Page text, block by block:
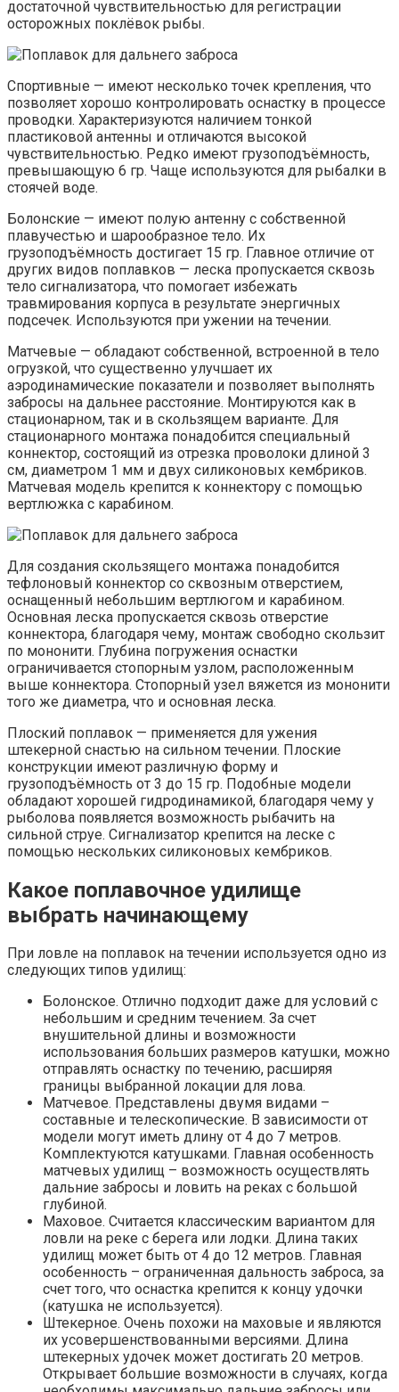
достаточной чувствительностью для регистрации
осторожных поклёвок рыбы.
Спортивные — имеют несколько точек крепления, что
позволяет хорошо контролировать оснастку в процессе
проводки. Характеризуются наличием тонкой
пластиковой антенны и отличаются высокой
чувствительностью. Редко имеют грузоподъёмность,
превышающую 6 гр. Чаще используются для рыбалки в
стоячей воде.
Болонские — имеют полую антенну с собственной
плавучестью и шарообразное тело. Их
грузоподъёмность достигает 15 гр. Главное отличие от
других видов поплавков — леска пропускается сквозь
тело сигнализатора, что помогает избежать
травмирования корпуса в результате энергичных
подсечек. Используются при ужении на течении.
Матчевые — обладают собственной, встроенной в тело
огрузкой, что существенно улучшает их
аэродинамические показатели и позволяет выполнять
забросы на дальнее расстояние. Монтируются как в
стационарном, так и в скользящем варианте. Для
стационарного монтажа понадобится специальный
коннектор, состоящий из отрезка проволоки длиной 3
см, диаметром 1 мм и двух силиконовых кембриков.
Матчевая модель крепится к коннектору с помощью
вертлюжка с карабином.
Для создания скользящего монтажа понадобится
тефлоновый коннектор со сквозным отверстием,
оснащенный небольшим вертлюгом и карабином.
Основная леска пропускается сквозь отверстие
коннектора, благодаря чему, монтаж свободно скользит
по мононити. Глубина погружения оснастки
ограничивается стопорным узлом, расположенным
выше коннектора. Стопорный узел вяжется из мононити
того же диаметра, что и основная леска.
Плоский поплавок — применяется для ужения
штекерной снастью на сильном течении. Плоские
конструкции имеют различную форму и
грузоподъёмность от 3 до 15 гр. Подобные модели
обладают хорошей гидродинамикой, благодаря чему у
рыболова появляется возможность рыбачить на
сильной струе. Сигнализатор крепится на леске с
помощью нескольких силиконовых кембриков.
Какое поплавочное удилище
выбрать начинающему
При ловле на поплавок на течении используется одно из
следующих типов удилищ:
Болонское. Отлично подходит даже для условий с
небольшим и средним течением. За счет
внушительной длины и возможности
использования больших размеров катушки, можно
отправлять оснастку по течению, расширяя
границы выбранной локации для лова.
Матчевое. Представлены двумя видами –
составные и телескопические. В зависимости от
модели могут иметь длину от 4 до 7 метров.
Комплектуются катушками. Главная особенность
матчевых удилищ – возможность осуществлять
дальние забросы и ловить на реках с большой
глубиной.
Маховое. Считается классическим вариантом для
ловли на реке с берега или лодки. Длина таких
удилищ может быть от 4 до 12 метров. Главная
особенность – ограниченная дальность заброса, за
счет того, что оснастка крепится к концу удочки
(катушка не используется).
Штекерное. Очень похожи на маховые и являются
их усовершенствованными версиями. Длина
штекерных удочек может достигать 20 метров.
Открывает большие возможности в случаях, когда